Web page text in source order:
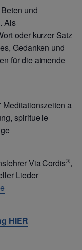
und
Als
oder kurzer Satz
Gedanken und
für die atmende
Meditationszeiten a
spirituelle
Via Cordis®,
Lieder
HIER